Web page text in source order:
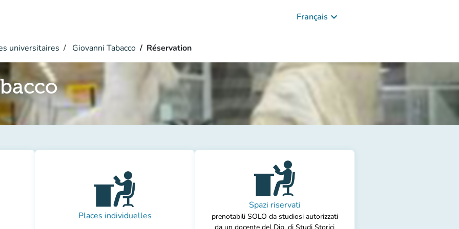
Français keyboard_arrow_down
universitaires Giovanni Tabacco Réservation
Places individuelles
Spazi riservati
prenotabili SOLO da studiosi autorizzati